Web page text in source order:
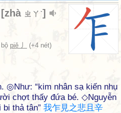
[zhà ㄓㄚˋ]
piě 丿
(+4 nét)
◎Như: “kim nhân sạ kiến nhụ
chợt thấy đứa bé. ◇Nguyễn
bi thả tân” 我乍見之悲 且 辛